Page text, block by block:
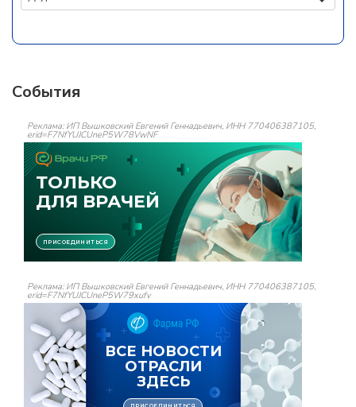
События
Реклама: ИП Вышковский Евгений Геннадьевич, ИНН 770406387105,
erid=F7NfYUJCUneP5W78VwNF
Реклама: ИП Вышковский Евгений Геннадьевич, ИНН 770406387105,
erid=F7NfYUJCUneP5W79xufv